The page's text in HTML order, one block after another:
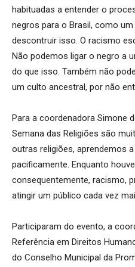
habituadas a entender o
negros para o Brasil, como
descontruir isso. O racismo
Não podemos ligar o negro a
do que isso. Também não
um culto ancestral, por não
Para a coordenadora Simone
Semana das Religiões são
outras religiões, aprendemos
pacificamente. Enquanto
consequentemente, racismo,
atingir um público cada vez
Participaram do evento, a
Referência em Direitos
do Conselho Municipal da